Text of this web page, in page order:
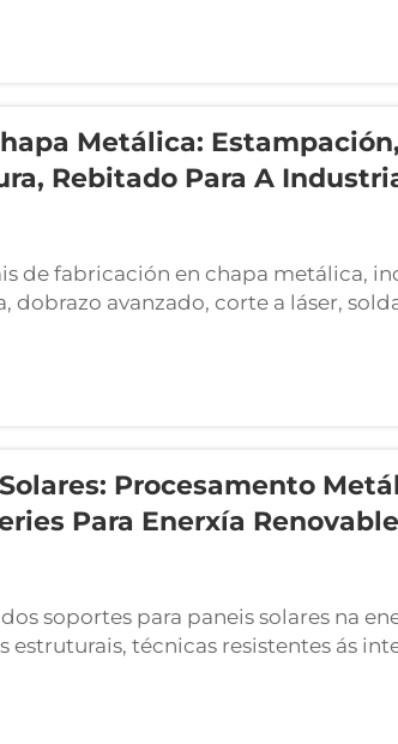
Metálica:
Rebitado Para A
de fabricación en chapa metálica,
avanzado, corte a láser,
Procesamento
Para Enerxía Renovable
soportes para paneis solares na
estruturais, técnicas resistentes ás